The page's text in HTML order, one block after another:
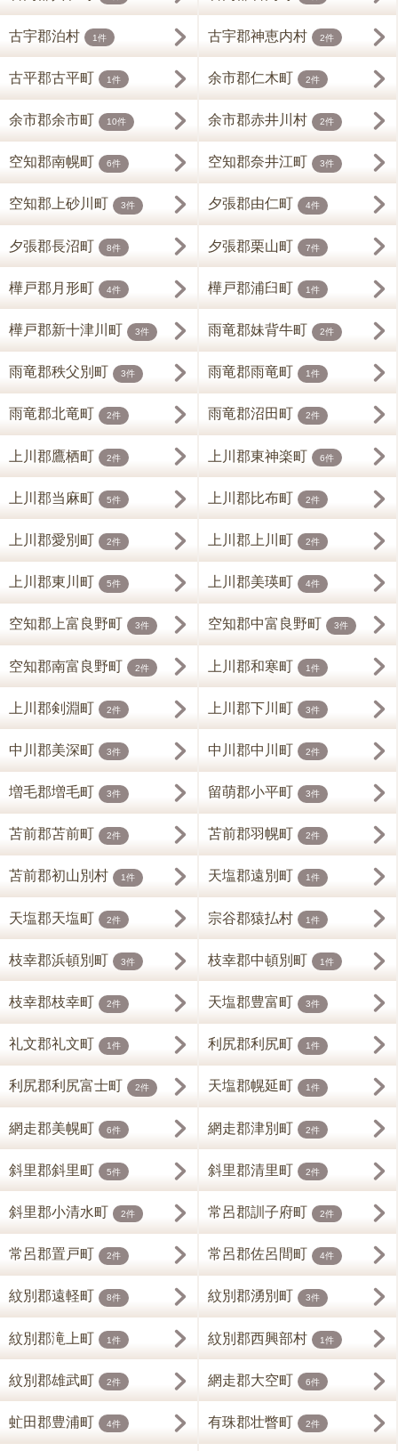
古宇郡泊村 1件 古宇郡神恵内村 2件
古平郡古平町 1件 余市郡仁木町 2件
余市郡余市町 10件 余市郡赤井川村 2件
空知郡南幌町 6件 空知郡奈井江町 3件
空知郡上砂川町 3件 夕張郡由仁町 4件
夕張郡長沼町 8件 夕張郡栗山町 7件
樺戸郡月形町 4件 樺戸郡浦臼町 1件
樺戸郡新十津川町 3件 雨竜郡妹背牛町 2件
雨竜郡秩父別町 3件 雨竜郡雨竜町 1件
雨竜郡北竜町 2件 雨竜郡沼田町 2件
上川郡鷹栖町 2件 上川郡東神楽町 6件
上川郡当麻町 5件 上川郡比布町 2件
上川郡愛別町 2件 上川郡上川町 2件
上川郡東川町 5件 上川郡美瑛町 4件
空知郡上富良野町 3件 空知郡中富良野町 3件
空知郡南富良野町 2件 上川郡和寒町 1件
上川郡剣淵町 2件 上川郡下川町 3件
中川郡美深町 3件 中川郡中川町 2件
増毛郡増毛町 3件 留萌郡小平町 3件
苫前郡苫前町 2件 苫前郡羽幌町 2件
苫前郡初山別村 1件 天塩郡遠別町 1件
天塩郡天塩町 2件 宗谷郡猿払村 1件
枝幸郡浜頓別町 3件 枝幸郡中頓別町 1件
枝幸郡枝幸町 2件 天塩郡豊富町 3件
礼文郡礼文町 1件 利尻郡利尻町 1件
利尻郡利尻富士町 2件 天塩郡幌延町 1件
網走郡美幌町 6件 網走郡津別町 2件
斜里郡斜里町 5件 斜里郡清里町 2件
斜里郡小清水町 2件 常呂郡訓子府町 2件
常呂郡置戸町 2件 常呂郡佐呂間町 4件
紋別郡遠軽町 8件 紋別郡湧別町 3件
紋別郡滝上町 1件 紋別郡西興部村 1件
紋別郡雄武町 2件 網走郡大空町 6件
虻田郡豊浦町 4件 有珠郡壮瞥町 2件